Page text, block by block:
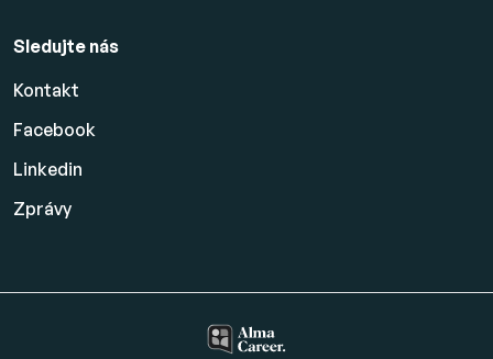
Sledujte nás
Kontakt
Facebook
Linkedin
Zprávy